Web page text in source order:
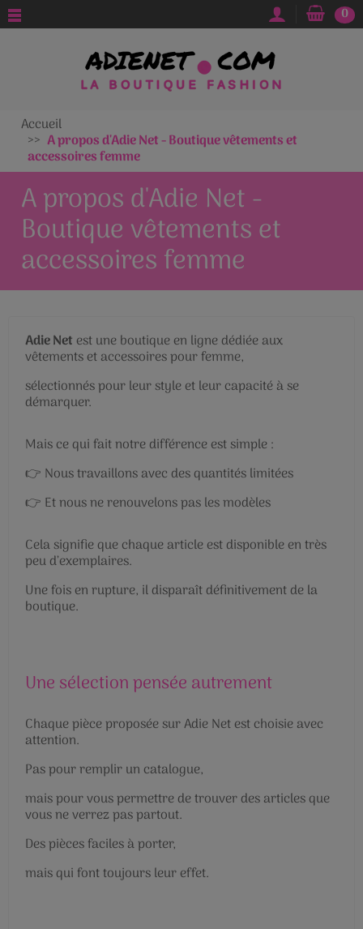
0
Accueil
A propos d'Adie Net - Boutique vêtements et
accessoires femme
A propos d'Adie Net -
Boutique vêtements et
accessoires femme
Adie Net est une boutique en ligne dédiée aux
vêtements et accessoires pour femme,
sélectionnés pour leur style et leur capacité à se
démarquer.
Mais ce qui fait notre différence est simple :
👉 Nous travaillons avec des quantités limitées
👉 Et nous ne renouvelons pas les modèles
Cela signifie que chaque article est disponible en très
peu d’exemplaires.
Une fois en rupture, il disparaît définitivement de la
boutique.
Une sélection pensée autrement
Chaque pièce proposée sur Adie Net est choisie avec
attention.
Pas pour remplir un catalogue,
mais pour vous permettre de trouver des articles que
vous ne verrez pas partout.
Des pièces faciles à porter,
mais qui font toujours leur effet.